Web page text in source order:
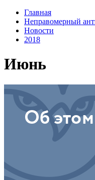
Главная
Неправомерный
Новости
2018
Июнь